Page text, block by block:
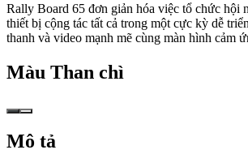
Rally Board 65 đơn giản hóa việc tổ chức hội
thiết bị cộng tác tất cả trong một cực kỳ dễ
thanh và video mạnh mẽ cùng màn hình cảm
Màu Than chì
Mô tả